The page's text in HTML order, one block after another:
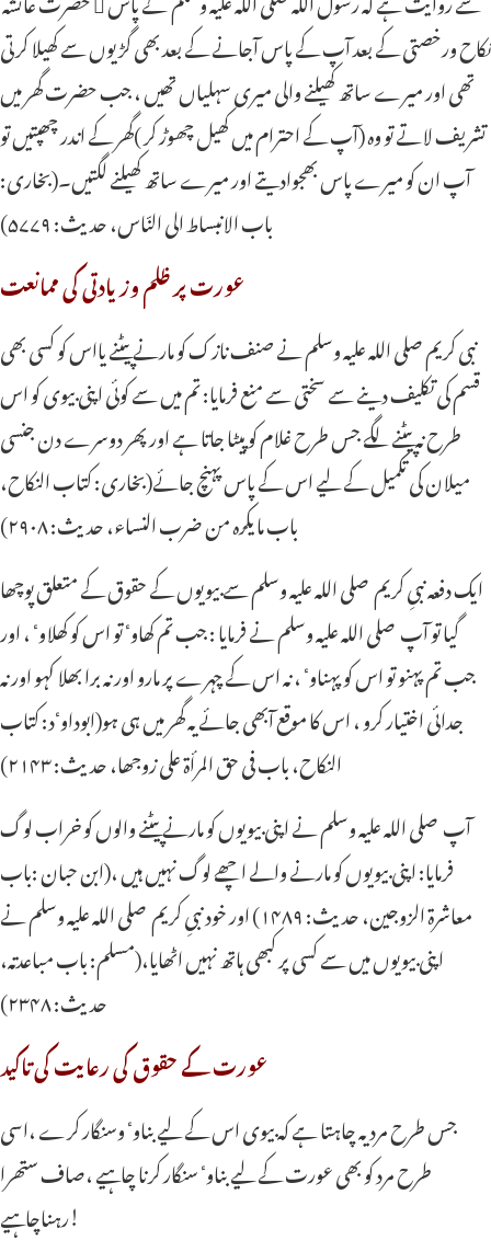
نکاح ورخصتی کے بعد آپ کے پاس آجانے کے بعد بھی گڑیوں سے کھیلا کرتی
تھی اور میرے ساتھ کھیلنے والی میری سہلیاں تھیں ، جب حضرت گھر میں
تشریف لاتے تو وہ (آپ کے احترام میں کھیل چھوڑ کر )گھر کے اندر چھپتیں تو
آپ ان کو میرے پاس بھجوادیتے اور میرے ساتھ کھیلنے لگتیں۔(بخاری:
باب الانبساط الی النّاس، حدیث: ۵۷۷۹)
عورت پر ظلم وزیادتی کی ممانعت
نبی کریم صلی اللہ علیہ وسلم نے صنف نازک کو مارنے پیٹنے یااس کو کسی بھی
قسم کی تکلیف دینے سے سختی سے منع فرمایا: تم میں سے کوئی اپنی بیوی کو اس
طرح نہ پیٹنے لگے جس طرح غلام کو پیٹا جاتا ہے اور پھر دوسرے دن جنسی
میلان کی تکمیل کے لیے اس کے پاس پہنچ جائے(بخاری: کتاب النکاح،
باب ما یکرہ من ضرب النساء، حدیث: ۲۹۰۸)
ایک دفعہ نبیِ کریم صلی اللہ علیہ وسلم سے بیویوں کے حقوق کے متعلق پوچھا
گیا تو آپ صلی اللہ علیہ وسلم نے فرمایا : جب تم کھاوٴ تو اس کو کھلاوٴ ، اور
جب تم پہنو تو اس کو پہناوٴ ، نہ اس کے چہرے پر مارو اور نہ برا بھلا کہو اور نہ
جدائی اختیار کرو ، اس کا موقع آبھی جائے یہ گھر میں ہی ہو(ابوداوٴد: کتاب
النکاح، باب فی حق المرأة علی زوجھا، حدیث: ۲۱۴۳)
آپ صلی اللہ علیہ وسلم نے اپنی بیویوں کو مارنے پیٹنے والوں کو خراب لوگ
فرمایا: اپنی بیویوں کو مارنے والے اچھے لوگ نہیں ہیں ،(ابن حبان :باب
معاشرة الزوجین، حدیث: ۱۴۸۹) اور خود نبیِ کریم صلی اللہ علیہ وسلم نے
اپنی بیویوں میں سے کسی پر کبھی ہاتھ نہیں اٹھایا،(مسلم: باب مباعدتہ،
حدیث: ۲۳۴۸)
عورت کے حقوق کی رعایت کی تاکید
جس طرح مرد یہ چاہتا ہے کہ بیوی اس کے لیے بناوٴ وسنگار کرے ،اسی
طرح مرد کو بھی عورت کے لیے بناوٴ سنگار کرنا چاہیے ،صاف ستھرا
رہناچاہیے!